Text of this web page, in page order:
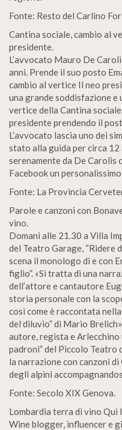
Fonte: Resto del Carlino
Cantina sociale, cambio al
presidente.
L’avvocato Mauro De
anni. Prende il suo posto
cambio al vertice Il neo
una grande soddisfazione e
vertice della Cantina
presidente prendendo il
L’avvocato lascia uno dei
stato alla guida per circa 12
serenamente da De Carolis
Facebook un
Fonte: La Provincia
Parole e canzoni con
vino.
Domani alle 21.30 a Villa
del Teatro Garage, “Ridere
scena il monologo di e con
figlio”. «Si tratta di una
dell’attore e cantautore
storia personale con la
così come è raccontata
del diluvio” di Mario
autore, regista e
padroni” del Piccolo Teatro
la narrazione con canzoni
degli alpini
Fonte: Secolo XIX Genova.
Lombardia terra di vino Qui
Wine blogger, influencer e